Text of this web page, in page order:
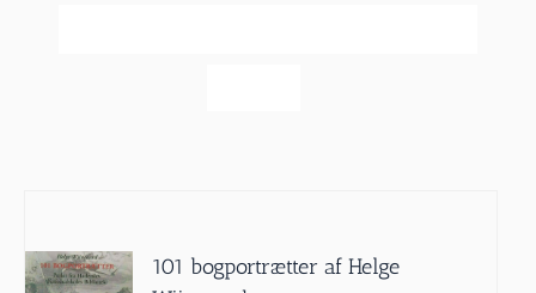
101 bogportrætter af Helge